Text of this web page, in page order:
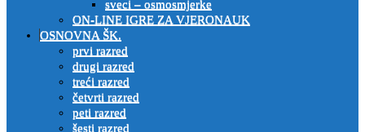
sveci – osmosmjerke
ON-LINE IGRE ZA VJERONAUK
OSNOVNA ŠK.
prvi razred
drugi razred
treći razred
četvrti razred
peti razred
šesti razred